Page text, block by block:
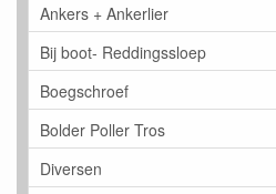
Ankers + Ankerlier
Bij boot- Reddingssloep
Boegschroef
Bolder Poller Tros
Diversen